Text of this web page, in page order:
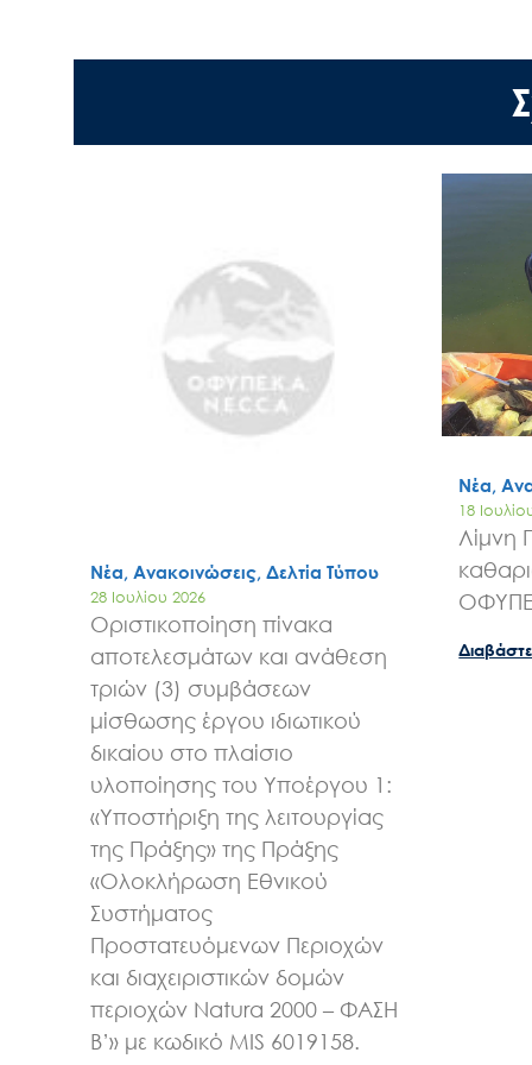
Νέα, Ανακοινώσεις, Δελτία Τύπου
28 Ιουλίου 2026
Οριστικοποίηση πίνακα
αποτελεσμάτων και ανάθεση
τριών (3) συμβάσεων
μίσθωσης έργου ιδιωτικού
δικαίου στο πλαίσιο
υλοποίησης του Υποέργου 1:
«Υποστήριξη της λειτουργίας
της Πράξης» της Πράξης
«Ολοκλήρωση Εθνικού
Συστήματος
Προστατευόμενων Περιοχών
και διαχειριστικών δομών
περιοχών Natura 2000 – ΦΑΣΗ
Β’» με κωδικό MIS 6019158.
Νέα,
18
Λίμνη